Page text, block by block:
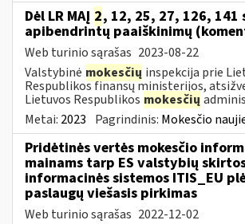
Dėl LR MAĮ 2, 12, 25, 27, 126, 141
apibendrintų paaiškinimų
Web turinio sąrašas 2023-08-22
Valstybinė mokesčių inspekcija prie
Respublikos finansų ministerijos,
Lietuvos Respublikos mokesčių
Metai: 2023 Pagrindinis: Mokesčio
Pridėtinės vertės mokesčio
mainams tarp ES valstybių
informacinės sistemos ITIS_EU
paslaugų viešasis pirkimas
Web turinio sąrašas 2022-12-02